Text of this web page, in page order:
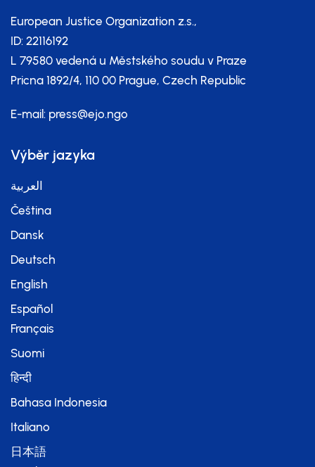
European Justice Organization z.s.,
ID: 22116192
L 79580 vedená u Městského soudu v Praze
Pricna 1892/4, 110 00 Prague, Czech Republic
E-mail: press@ejo.ngo
Výběr jazyka
العربية
Čeština
Dansk
Deutsch
English
Español
Français
Suomi
हिन्दी
Bahasa Indonesia
Italiano
日本語